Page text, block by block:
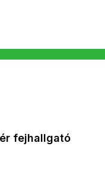
fejhallgató